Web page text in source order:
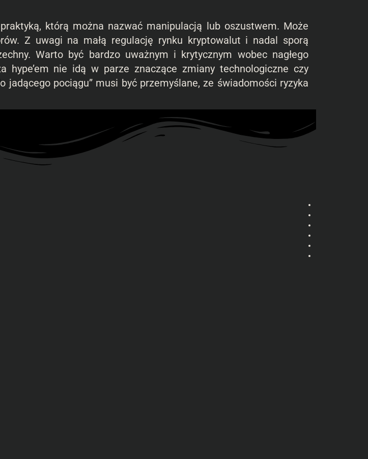
którą można nazwać manipulacją lub oszustwem. Może
Z uwagi na małą regulację rynku kryptowalut i nadal sporą
Warto być bardzo uważnym i krytycznym wobec nagłego
hype’em nie idą w parze znaczące zmiany technologiczne czy
jadącego pociągu” musi być przemyślane, ze świadomości ryzyka